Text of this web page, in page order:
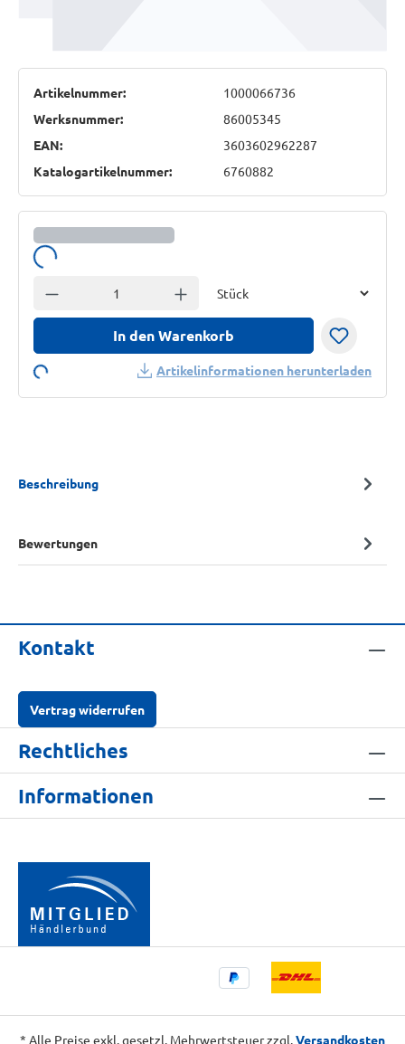
Artikelnummer:
1000066736
Werksnummer:
86005345
EAN:
3603602962287
Katalogartikelnummer:
6760882
Lädt...
Anzahl verringern Anzahl erhöhen
In den Warenkorb
Loading... Artikelinformationen herunterladen
Beschreibung
Bewertungen
Kontakt
Vertrag widerrufen
Rechtliches
Informationen
* Alle Preise exkl. gesetzl. Mehrwertsteuer zzgl.Versandkosten